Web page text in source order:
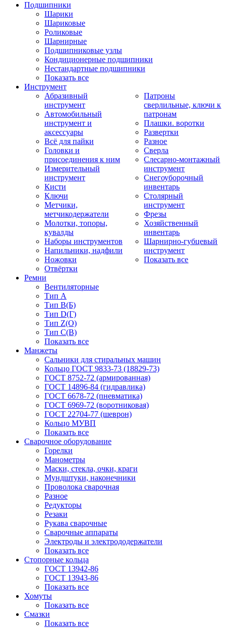
Подшипники
Шарики
Шариковые
Роликовые
Шарнирные
Подшипниковые узлы
Кондиционерные подшипники
Нестандартные подшипники
Показать все
Инструмент
Абразивный
инструмент
Автомобильный
инструмент и
аксессуары
Всё для пайки
Головки и
присоединения к ним
Измерительный
инструмент
Кисти
Ключи
Метчики,
метчикодержатели
Молотки, топоры,
кувалды
Наборы инструментов
Напильники, надфили
Ножовки
Отвёртки
Патроны
сверлильные, ключи к
патронам
Плашки. воротки
Развертки
Разное
Сверла
Слесарно-монтажный
инструмент
Снегоуборочный
инвентарь
Столярный
инструмент
Фрезы
Хозяйственный
инвентарь
Шарнирно-губцевый
инструмент
Показать все
Ремни
Вентиляторные
Тип A
Тип B(Б)
Тип D(Г)
Тип Z(O)
Тип С(В)
Показать все
Манжеты
Сальники для стиральных машин
Кольцо ГОСТ 9833-73 (18829-73)
ГОСТ 8752-72 (армированная)
ГОСТ 14896-84 (гидравлика)
ГОСТ 6678-72 (пневматика)
ГОСТ 6969-72 (воротниковая)
ГОСТ 22704-77 (шеврон)
Кольцо МУВП
Показать все
Сварочное оборудование
Горелки
Манометры
Маски, стекла, очки, краги
Мундштуки, наконечники
Проволока сварочная
Разное
Редукторы
Резаки
Рукава сварочные
Сварочные аппараты
Электроды и электрододержатели
Показать все
Стопорные кольца
ГОСТ 13942-86
ГОСТ 13943-86
Показать все
Хомуты
Показать все
Смазки
Показать все